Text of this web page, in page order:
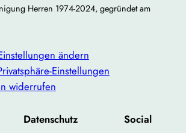
Herren 1974-2024, gegründet am
ändern
Einstellungen
widerrufen
Datenschutz Social